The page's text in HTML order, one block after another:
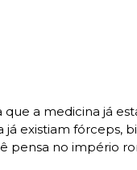
que a medicina já
já existiam fórceps,
pensa no império